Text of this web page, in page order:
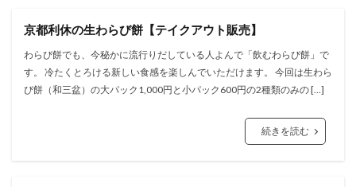
京都利休の生わらび餅【テイクアウト販売】
わらび餅でも、今秘かに流行りだしている人よんで「飲むわらび餅」で
す。 冷たくとろける新しい食感を楽しんでいただけます。 今回は生わら
び餅（和三盆）の大パック1,000円と小パック600円の2種類のみの […]
続きを読む